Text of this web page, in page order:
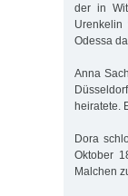
der in
Odessa
Anna
heiratete.
Dora
Oktober
Malchen